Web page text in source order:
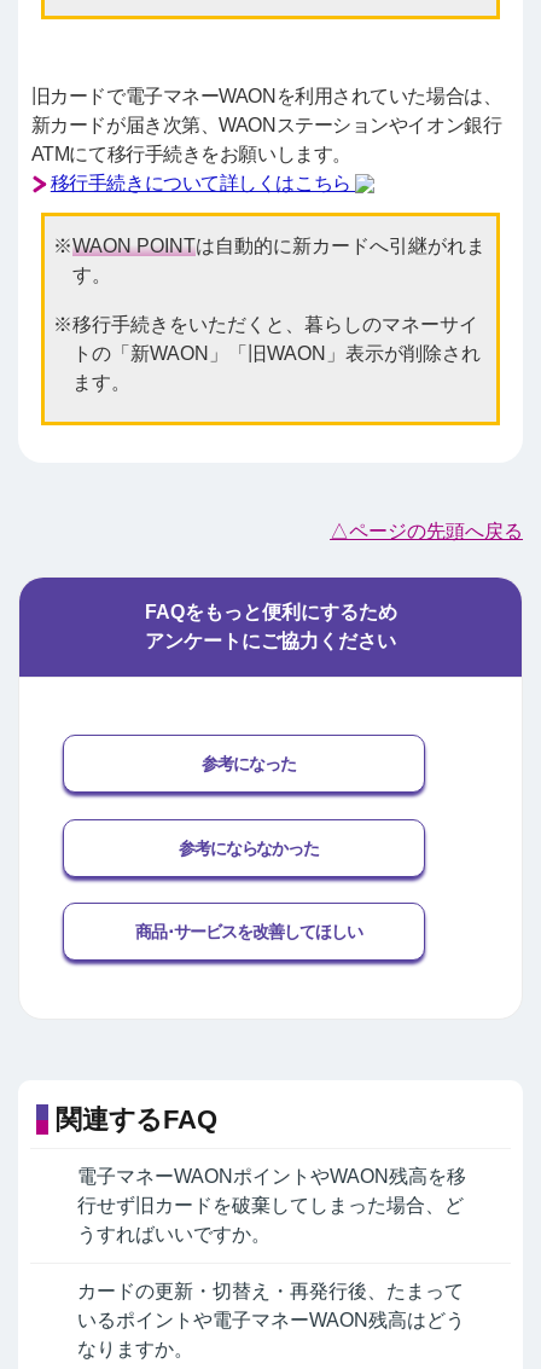
旧カードで電子マネーWAONを利用されていた場合は、
新カードが届き次第、WAONステーションやイオン銀行
ATMにて移行手続きをお願いします。
移行手続きについて詳しくはこちら
WAON POINTは自動的に新カードへ引継がれま
す。
移行手続きをいただくと、暮らしのマネーサイ
トの「新WAON」「旧WAON」表示が削除され
ます。
△ページの先頭へ戻る
FAQをもっと便利にするため
アンケートにご協力ください
参考になった
参考にならなかった
商品･サービスを改善してほしい
関連するFAQ
電子マネーWAONポイントやWAON残高を移
行せず旧カードを破棄してしまった場合、ど
うすればいいですか。
カードの更新・切替え・再発行後、たまって
いるポイントや電子マネーWAON残高はどう
なりますか。